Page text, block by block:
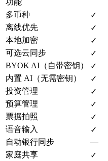
多币种
✓
离线优先
✓
本地加密
✓
可选云同步
✓
BYOK AI（自带密钥）
✓
内置 AI（无需密钥）
✓
投资管理
✓
预算管理
✓
票据拍照
✓
语音输入
✓
自动银行同步
—
家庭共享
✓